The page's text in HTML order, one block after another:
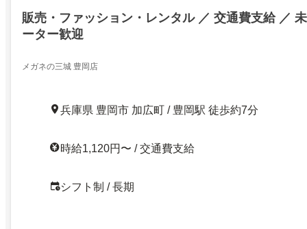
販売・ファッション・レンタル ／ 交通費支給 ／
ーター歓迎
メガネの三城 豊岡店
兵庫県 豊岡市 加広町 / 豊岡駅 徒歩約7分
時給1,120円〜 / 交通費支給
シフト制 / 長期